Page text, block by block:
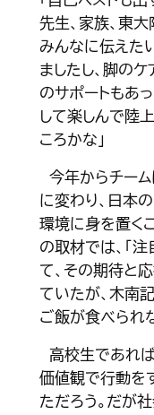
先生、家族、東
みんなに伝えた
ましたし、脚の
のサポートもあ
して楽しんで陸
ころかな」
今年からチー
に変わり、日本
環境に身を置く
の取材では、「
て、その期待と
ていたが、木南
ご飯が食べられ
高校生であれば
価値観で行動を
ただろう。だが